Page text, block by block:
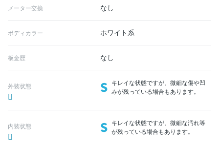
メーター交換 なし
ボディカラー ホワイト系
板金歴 なし
外装状態 S キレイな状態ですが、微細な傷や凹
みが残っている場合もあります。
内装状態 S キレイな状態ですが、微細な汚れ等
が残っている場合もあります。